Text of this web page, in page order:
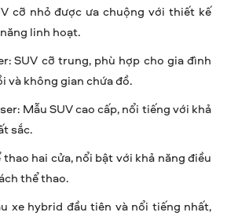
cỡ nhỏ được ưa chuộng với thiết kế
linh hoạt.
SUV cỡ trung, phù hợp cho gia đình
và không gian chứa đồ.
Mẫu SUV cao cấp, nổi tiếng với khả
sắc.
thao hai cửa, nổi bật với khả năng điều
thể thao.
xe hybrid đầu tiên và nổi tiếng nhất,